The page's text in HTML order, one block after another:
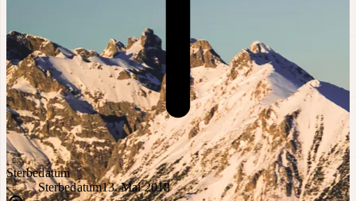
Sterbedatum
Sterbedatum13. Mai 2018